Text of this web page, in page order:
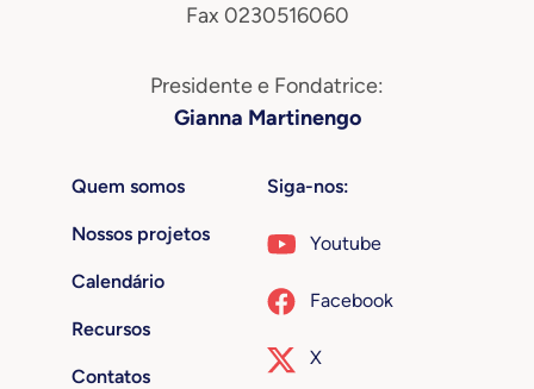
Fax 0230516060
Presidente e Fondatrice:
Gianna Martinengo
Quem somos
Nossos projetos
Calendário
Recursos
Contatos
Siga-nos:
Youtube
Facebook
X